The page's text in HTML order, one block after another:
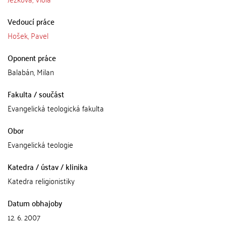
Vedoucí práce
Hošek, Pavel
Oponent práce
Balabán, Milan
Fakulta / součást
Evangelická teologická fakulta
Obor
Evangelická teologie
Katedra / ústav / klinika
Katedra religionistiky
Datum obhajoby
12. 6. 2007